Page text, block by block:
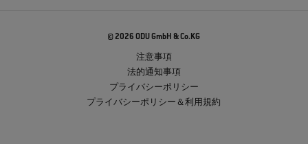
© 2026 ODU GmbH & Co.KG
注意事項
法的通知事項
プライバシーポリシー
プライバシーポリシー＆利用規約